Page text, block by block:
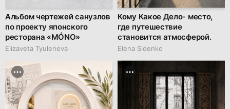
Альбом чертежей санузлов
по проекту японского
ресторана «MÓNO»
Elizaveta Tyuleneva
Кому Какое Дело- место,
где путешествие
становится атмосферой.
Elena Sidenko